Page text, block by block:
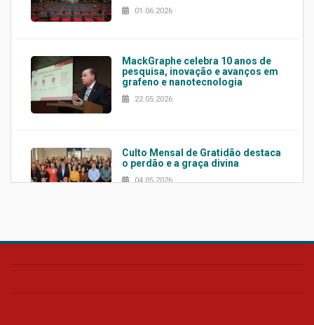
01.06.2026
MackGraphe celebra 10 anos de
pesquisa, inovação e avanços em
grafeno e nanotecnologia
22.05.2026
Culto Mensal de Gratidão destaca
o perdão e a graça divina
04.05.2026
Confira como foi o culto mensal